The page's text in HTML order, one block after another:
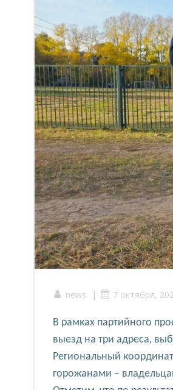
news | 7 октября,
В рамках партийного
выезд на три адреса,
Региональный
горожанами –